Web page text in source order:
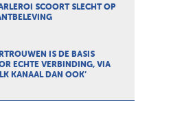
SCOORT SLECHT OP
IS DE BASIS
ECHTE VERBINDING, VIA
KANAAL DAN OOK’